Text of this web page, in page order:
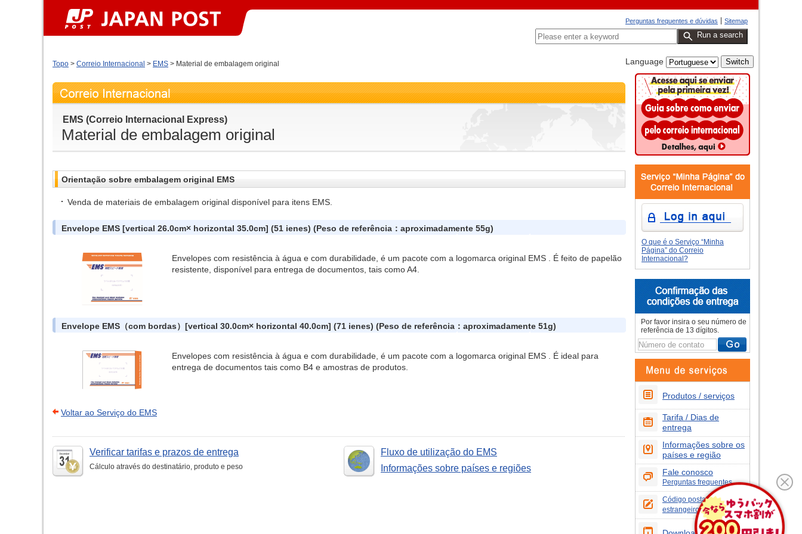
Sitemap
Perguntas frequentes e dúvidas
Run a search
Topo > Correio Internacional > EMS > Material de embalagem original Language
EMS (Correio Internacional Express)
Material de embalagem original
Orientação sobre embalagem original EMS
Venda de materiais de embalagem original disponível para itens EMS.
Envelope EMS [vertical 26.0cm× horizontal 35.0cm] (51 ienes) (Peso de referência：aproximadamente 55g)
Envelopes com resistência à água e com durabilidade, é um pacote com a logomarca original EMS . É feito de papelão
resistente, disponível para entrega de documentos, tais como A4.
Envelope EMS（com bordas）[vertical 30.0cm× horizontal 40.0cm] (71 ienes) (Peso de referência：aproximadamente 51g)
Envelopes com resistência à água e com durabilidade, é um pacote com a logomarca original EMS . É ideal para
entrega de documentos tais como B4 e amostras de produtos.
Voltar ao Serviço do EMS
Verificar tarifas e prazos de entrega
Cálculo através do destinatário, produto e peso
Fluxo de utilização do EMS
Informações sobre países e regiões
O que é o Serviço “Minha
Página” do Correio
Internacional?
Por favor insira o seu número de
referência de 13 dígitos.
Produtos / serviços
Tarifa / Dias de
entrega
Informações sobre os
países e região
Fale conosco
Perguntas frequentes
Código postal dos países
estrangeiros